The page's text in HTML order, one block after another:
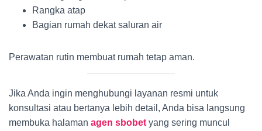
Rangka atap
Bagian rumah dekat saluran air
Perawatan rutin membuat rumah tetap aman.
Jika Anda ingin menghubungi layanan resmi untuk
konsultasi atau bertanya lebih detail, Anda bisa langsung
membuka halaman agen sbobet yang sering muncul